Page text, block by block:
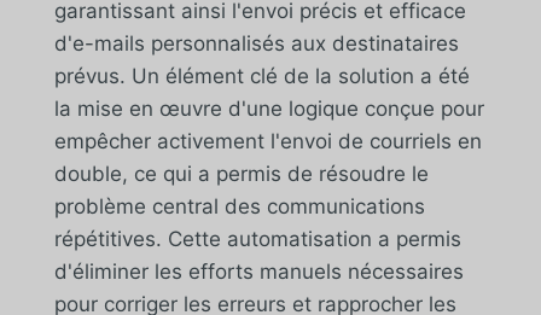
garantissant ainsi l'envoi précis et efficace
d'e-mails personnalisés aux destinataires
prévus. Un élément clé de la solution a été
la mise en œuvre d'une logique conçue pour
empêcher activement l'envoi de courriels en
double, ce qui a permis de résoudre le
problème central des communications
répétitives. Cette automatisation a permis
d'éliminer les efforts manuels nécessaires
pour corriger les erreurs et rapprocher les